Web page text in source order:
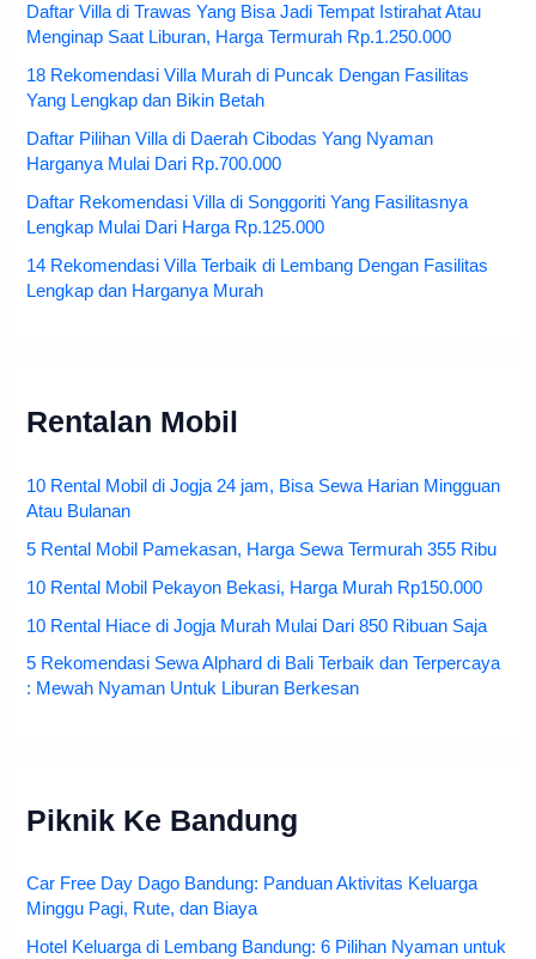
Daftar Villa di Trawas Yang Bisa Jadi Tempat Istirahat Atau
Menginap Saat Liburan, Harga Termurah Rp.1.250.000
18 Rekomendasi Villa Murah di Puncak Dengan Fasilitas
Yang Lengkap dan Bikin Betah
Daftar Pilihan Villa di Daerah Cibodas Yang Nyaman
Harganya Mulai Dari Rp.700.000
Daftar Rekomendasi Villa di Songgoriti Yang Fasilitasnya
Lengkap Mulai Dari Harga Rp.125.000
14 Rekomendasi Villa Terbaik di Lembang Dengan Fasilitas
Lengkap dan Harganya Murah
Rentalan Mobil
10 Rental Mobil di Jogja 24 jam, Bisa Sewa Harian Mingguan
Atau Bulanan
5 Rental Mobil Pamekasan, Harga Sewa Termurah 355 Ribu
10 Rental Mobil Pekayon Bekasi, Harga Murah Rp150.000
10 Rental Hiace di Jogja Murah Mulai Dari 850 Ribuan Saja
5 Rekomendasi Sewa Alphard di Bali Terbaik dan Terpercaya
: Mewah Nyaman Untuk Liburan Berkesan
Piknik Ke Bandung
Car Free Day Dago Bandung: Panduan Aktivitas Keluarga
Minggu Pagi, Rute, dan Biaya
Hotel Keluarga di Lembang Bandung: 6 Pilihan Nyaman untuk